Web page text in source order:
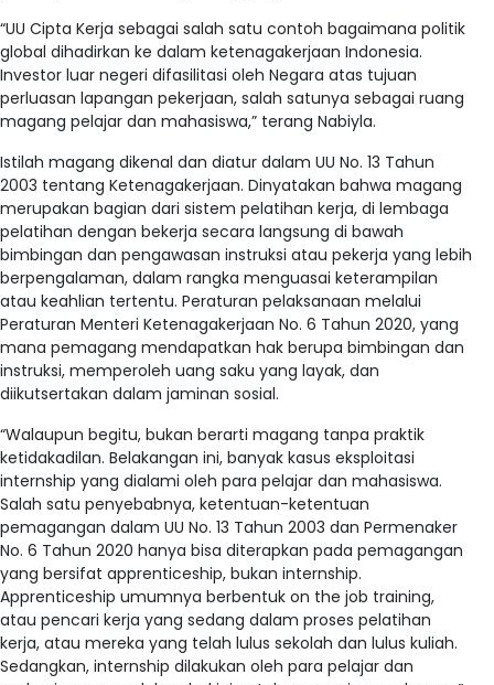
“UU Cipta Kerja sebagai salah satu contoh bagaimana politik
global dihadirkan ke dalam ketenagakerjaan Indonesia.
Investor luar negeri difasilitasi oleh Negara atas tujuan
perluasan lapangan pekerjaan, salah satunya sebagai ruang
magang pelajar dan mahasiswa,” terang Nabiyla.
Istilah magang dikenal dan diatur dalam UU No. 13 Tahun
2003 tentang Ketenagakerjaan. Dinyatakan bahwa magang
merupakan bagian dari sistem pelatihan kerja, di lembaga
pelatihan dengan bekerja secara langsung di bawah
bimbingan dan pengawasan instruksi atau pekerja yang lebih
berpengalaman, dalam rangka menguasai keterampilan
atau keahlian tertentu. Peraturan pelaksanaan melalui
Peraturan Menteri Ketenagakerjaan No. 6 Tahun 2020, yang
mana pemagang mendapatkan hak berupa bimbingan dan
instruksi, memperoleh uang saku yang layak, dan
diikutsertakan dalam jaminan sosial.
“Walaupun begitu, bukan berarti magang tanpa praktik
ketidakadilan. Belakangan ini, banyak kasus eksploitasi
internship yang dialami oleh para pelajar dan mahasiswa.
Salah satu penyebabnya, ketentuan-ketentuan
pemagangan dalam UU No. 13 Tahun 2003 dan Permenaker
No. 6 Tahun 2020 hanya bisa diterapkan pada pemagangan
yang bersifat apprenticeship, bukan internship.
Apprenticeship umumnya berbentuk on the job training,
atau pencari kerja yang sedang dalam proses pelatihan
kerja, atau mereka yang telah lulus sekolah dan lulus kuliah.
Sedangkan, internship dilakukan oleh para pelajar dan